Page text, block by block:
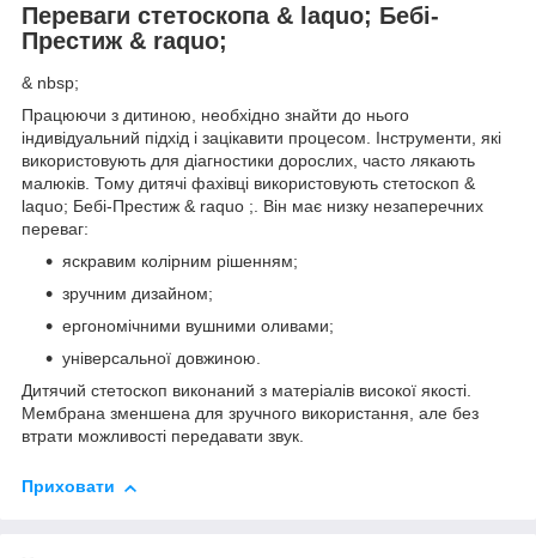
Переваги стетоскопа & laquo; Бебі-
Престиж & raquo;
& nbsp;
Працюючи з дитиною, необхідно знайти до нього
індивідуальний підхід і зацікавити процесом. Інструменти, які
використовують для діагностики дорослих, часто лякають
малюків. Тому дитячі фахівці використовують стетоскоп &
laquo; Бебі-Престиж & raquo ;. Він має низку незаперечних
переваг:
яскравим колірним рішенням;
зручним дизайном;
ергономічними вушними оливами;
універсальної довжиною.
Дитячий стетоскоп виконаний з матеріалів високої якості.
Мембрана зменшена для зручного використання, але без
втрати можливості передавати звук.
Приховати